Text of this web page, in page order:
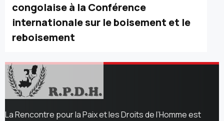
congolaise à la Conférence
internationale sur le boisement et le
reboisement
La Rencontre pour la Paix et les Droits de l’Homme est